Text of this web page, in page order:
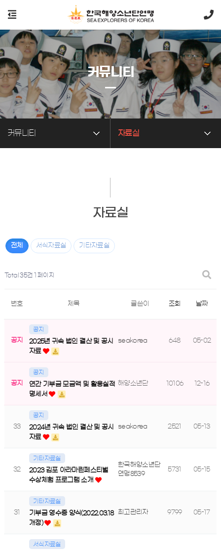
커뮤니티 자료실
커뮤니티
자료실
전체 서식자료실 기타자료실
Total 35건 1 페이지
번호 제목 글쓴이 조회 날짜
공지
공지
2025년 귀속 법인 결산 및 공시
자료
seakorea 648 05-02
공지
공지
연간 기부금 모금액 및 활용실적
명세서
해양소년단 10106 12-16
33
공지
2024년 귀속 법인 결산 및 공시
자료
seakorea 2521 05-13
32
기타자료실
2023 김포 아라마린페스티벌
수상체험 프로그램 소개
한국해양소년단
연맹8539
5731 05-15
31
기타자료실
기부금 영수증 양식(2022.03.18
개정)
최고관리자 9799 05-17
서식자료실